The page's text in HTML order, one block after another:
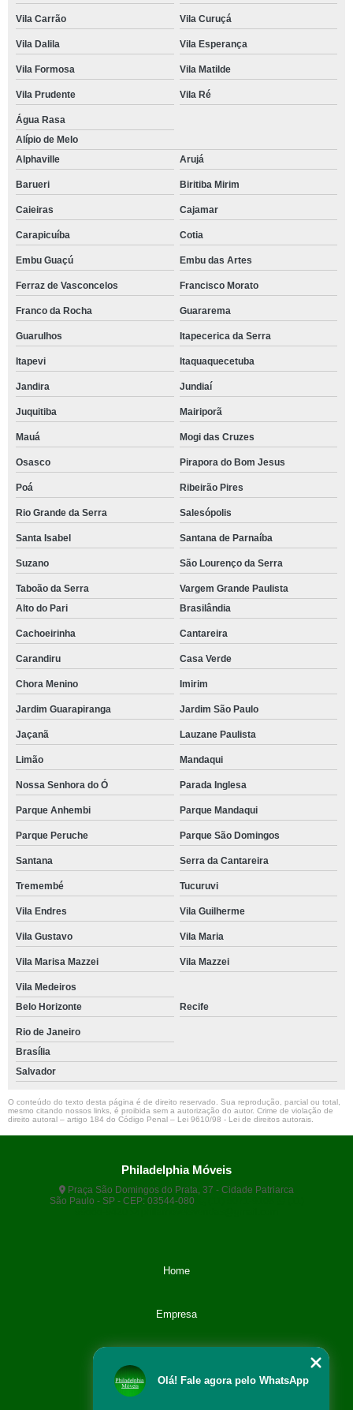
Vila Carrão Vila Curuçá
Vila Dalila Vila Esperança
Vila Formosa Vila Matilde
Vila Prudente Vila Ré
Água Rasa
Alípio de Melo
Alphaville
Arujá
Barueri Biritiba Mirim
Caieiras Cajamar
Carapicuíba Cotia
Embu Guaçú Embu das Artes
Ferraz de Vasconcelos Francisco Morato
Franco da Rocha Guararema
Guarulhos Itapecerica da Serra
Itapevi Itaquaquecetuba
Jandira Jundiaí
Juquitiba Mairiporã
Mauá Mogi das Cruzes
Osasco Pirapora do Bom Jesus
Poá Ribeirão Pires
Rio Grande da Serra Salesópolis
Santa Isabel Santana de Parnaíba
Suzano São Lourenço da Serra
Taboão da Serra
Vargem Grande Paulista
Alto do Pari
Brasilândia
Cachoeirinha Cantareira
Carandiru Casa Verde
Chora Menino Imirim
Jardim Guarapiranga Jardim São Paulo
Jaçanã Lauzane Paulista
Limão Mandaqui
Nossa Senhora do Ó Parada Inglesa
Parque Anhembi Parque Mandaqui
Parque Peruche Parque São Domingos
Santana Serra da Cantareira
Tremembé Tucuruvi
Vila Endres Vila Guilherme
Vila Gustavo Vila Maria
Vila Marisa Mazzei Vila Mazzei
Vila Medeiros
Belo Horizonte
Recife
Rio de Janeiro
Brasília
Salvador
O conteúdo do texto desta página é de direito reservado. Sua reprodução, parcial ou total,
mesmo citando nossos links, é proibida sem a autorização do autor. Crime de violação de
direito autoral – artigo 184 do Código Penal – Lei 9610/98 - Lei de direitos autorais
Philadelphia Móveis
Praça São Domingos do Prata, 37 - Cidade Patriarca
São Paulo - SP - CEP: 03544-080
Home
Empresa
Olá! Fale agora pelo WhatsApp